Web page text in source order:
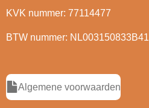
KVK nummer: 77114477
BTW nummer: NL003150833B41
Algemene voorwaarden